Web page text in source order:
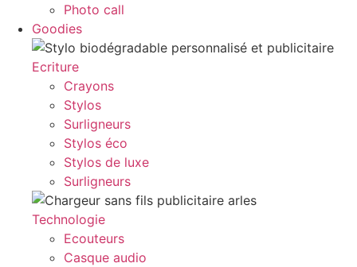
Photo call
Goodies
Ecriture
Crayons
Stylos
Surligneurs
Stylos éco
Stylos de luxe
Surligneurs
Technologie
Ecouteurs
Casque audio